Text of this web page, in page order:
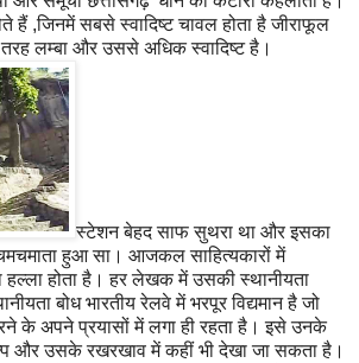
हैं ,जिनमें सबसे स्वादिष्ट चावल होता है जीराफूल
लम्बा और उससे अधिक स्वादिष्ट है।
स्टेशन बेहद साफ सुथरा था और इसका
हुआ सा। आजकल साहित्यकारों में
हल्ला होता है। हर लेखक में उसकी स्थानीयता
बोध भारतीय रेलवे में भरपूर विद्यमान है जो
के अपने प्रयासों में लगा ही रहता है। इसे उनके
और उसके रखरखाव में कहीं भी देखा जा सकता है।